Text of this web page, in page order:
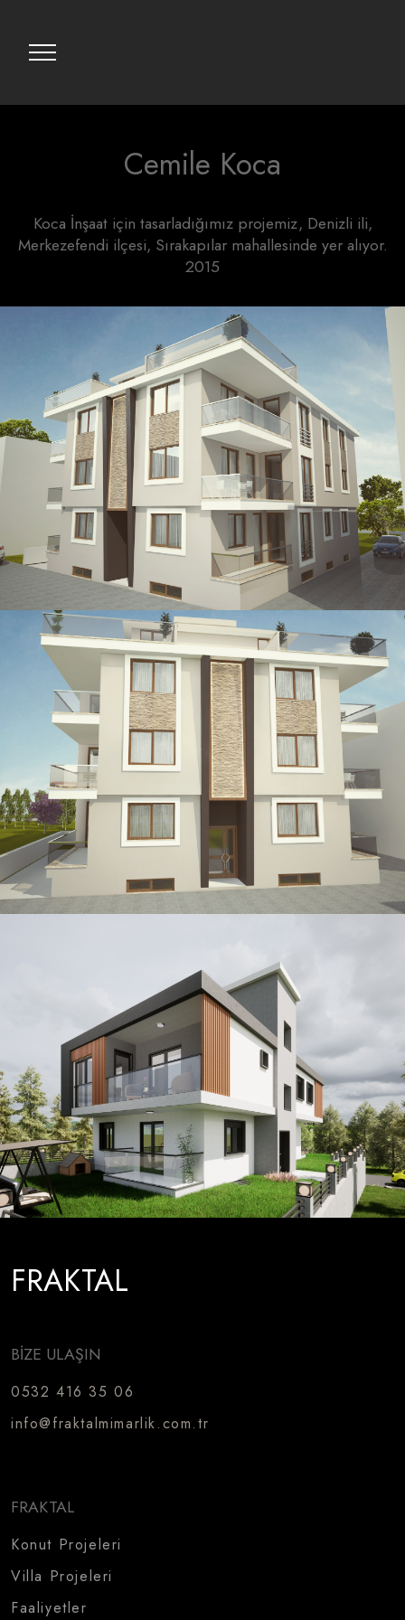
Cemile Koca
Koca İnşaat için tasarladığımız projemiz, Denizli ili,
Merkezefendi ilçesi, Sırakapılar mahallesinde yer alıyor.
2015
FRAKTAL
BİZE ULAŞIN
0532 416 35 06
info@fraktalmimarlik.com.tr
FRAKTAL
Konut Projeleri
Villa Projeleri
Faaliyetler